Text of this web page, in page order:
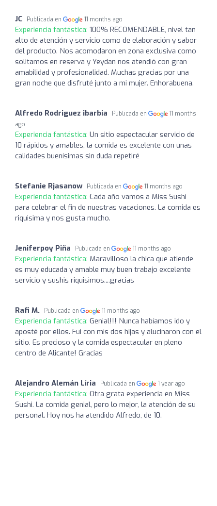
JC Publicada en 11 months ago
Experiencia fantástica: 100% RECOMENDABLE, nivel tan
alto de atención y servicio como de elaboración y sabor
del producto. Nos acomodaron en zona exclusiva como
solitamos en reserva y Yeydan nos atendió con gran
amabilidad y profesionalidad. Muchas gracias por una
gran noche que disfruté junto a mi mujer. Enhorabuena.
Alfredo Rodriguez ibarbia Publicada en
11 months
ago
Experiencia fantástica: Un sitio espectacular servicio de
10 rápidos y amables, la comida es excelente con unas
calidades buenísimas sin duda repetiré
Stefanie Rjasanow Publicada en 11 months ago
Experiencia fantástica: Cada año vamos a Miss Sushi
para celebrar el fin de nuestras vacaciones. La comida es
riquisima y nos gusta mucho.
Jeniferpoy Piña Publicada en 11 months ago
Experiencia fantástica: Maravilloso la chica que atiende
es muy educada y amable muy buen trabajo excelente
servicio y sushis riquisimos....gracias
Rafi M. Publicada en 11 months ago
Experiencia fantástica: Genial!!! Nunca habíamos ido y
aposté por ellos. Fui con mis dos hijas y alucinaron con el
sitio. Es precioso y la comida espectacular en pleno
centro de Alicante! Gracias
Alejandro Alemán Líria Publicada en 1 year ago
Experiencia fantástica: Otra grata experiencia en Miss
Sushi. La comida genial, pero lo mejor, la atención de su
personal. Hoy nos ha atendido Alfredo, de 10.